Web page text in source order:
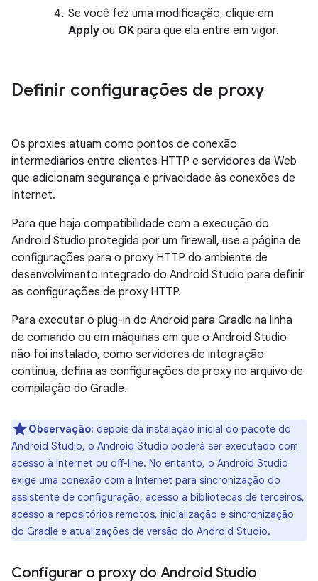
Se você fez uma modificação, clique em
Apply ou OK para que ela entre em vigor.
Definir configurações de proxy
Os proxies atuam como pontos de conexão
intermediários entre clientes HTTP e servidores da Web
que adicionam segurança e privacidade às conexões de
Internet.
Para que haja compatibilidade com a execução do
Android Studio protegida por um firewall, use a página de
configurações para o proxy HTTP do ambiente de
desenvolvimento integrado do Android Studio para definir
as configurações de proxy HTTP.
Para executar o plug-in do Android para Gradle na linha
de comando ou em máquinas em que o Android Studio
não foi instalado, como servidores de integração
contínua, defina as configurações de proxy no arquivo de
compilação do Gradle.
Observação: depois da instalação inicial do pacote do
Android Studio, o Android Studio poderá ser executado com
acesso à Internet ou off-line. No entanto, o Android Studio
exige uma conexão com a Internet para sincronização do
assistente de configuração, acesso a bibliotecas de terceiros,
acesso a repositórios remotos, inicialização e sincronização
do Gradle e atualizações de versão do Android Studio.
Configurar o proxy do Android Studio